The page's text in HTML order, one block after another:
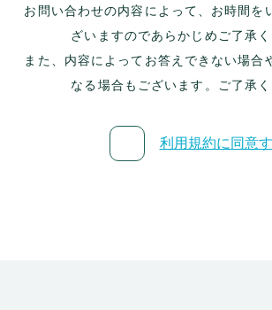
お問い合わせの内容によって、お時間を
ざいますのであらかじめご了承く
また、内容によってお答えできない場合
なる場合もございます。ご了承く
利用規約に同意